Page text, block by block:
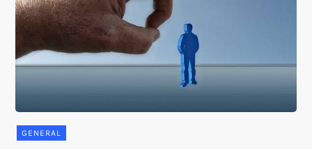
GENERAL